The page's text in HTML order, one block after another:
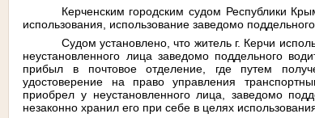
Керченским городским судом Республики
использования, использование заведомо
Судом установлено, что житель г. Керчи
неустановленного лица заведомо поддельного
прибыл в почтовое отделение, где путем
удостоверение на право управления
приобрел у неустановленного лица, заведомо
незаконно хранил его при себе в целях